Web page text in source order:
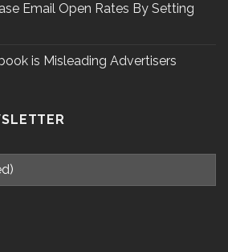
Email Open Rates By Setting
is Misleading Advertisers